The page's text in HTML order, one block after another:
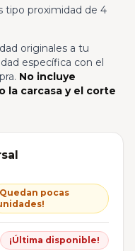
tipo proximidad de 4
originales a tu
específica con el
No incluye
la carcasa y el corte
pocas
¡Última disponible!